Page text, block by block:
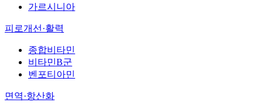
가르시니아
피로개선·활력
종합비타민
비타민B군
벤포티아민
면역·항산화